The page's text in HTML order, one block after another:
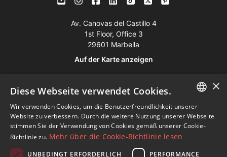
Av. Canovas del Castillo 4
1st Floor, Office 3
29601 Marbella
Auf der Karte anzeigen
Tel:+34 952 765 138
+34 601 636 766
Whatsapp:+34 952 765 138
info@dmproperties.com
www.dmproperties.com
ENGLISH
SPANISH
×
Diese Webseite verwendet Cookies.
Wir verwenden Cookies, um die Benutzerfreundlichkeit unserer
Website zu verbessern. Durch die weitere Nutzung unserer Webseite
stimmen Sie der Verwendung von Cookies gemäß unserer Cookie-
Richtlinie zu. Mehr über die Cookie-Richtlinie lesen
UNBEDINGT ERFORDERLICH PERFORMANCE